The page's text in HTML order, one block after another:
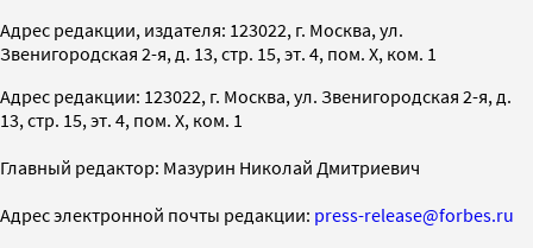
Адрес редакции, издателя: 123022, г. Москва, ул.
Звенигородская 2-я, д. 13, стр. 15, эт. 4, пом. X, ком. 1
Адрес редакции: 123022, г. Москва, ул. Звенигородская 2-я, д.
13, стр. 15, эт. 4, пом. X, ком. 1
Главный редактор: Мазурин Николай Дмитриевич
Адрес электронной почты редакции: press-release@forbes.ru